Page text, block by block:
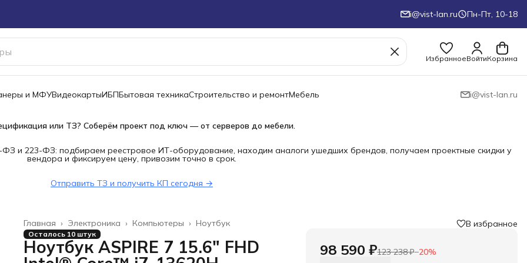
i@vist-lan.ru Пн-Пт, 10-18
ИзбранноеВойтиКорзина
и МФУВидеокартыИБПБытовая техникаСтроительство и ремонтМебель i@vist-lan.ru
или ТЗ? Соберём проект под ключ — от серверов до мебели.
и 223-ФЗ: подбираем реестровое ИТ-оборудование, находим аналоги ушедших брендов, получаем проектные скидки у
вендора и фиксируем цену, привозим точно в срок.
Отправить ТЗ и получить КП сегодня →
Ноутбук
Компьютеры ›
Электроника ›
Главная ›
Осталось 10 штук
Ноутбук ASPIRE 7 15.6" FHD
В избранное
98 590 ₽123 238 ₽−20%